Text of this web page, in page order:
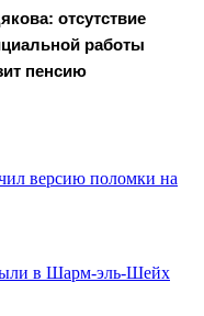
отсутствие
работы
пенсию
версию поломки на
в Шарм-эль-Шейх